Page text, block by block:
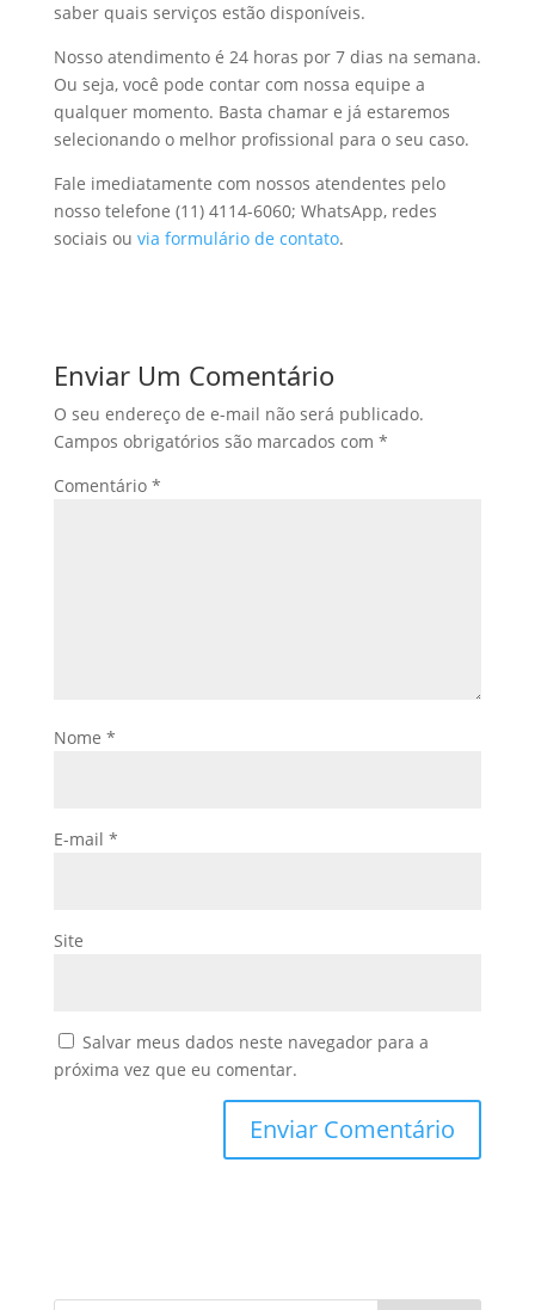
saber quais serviços estão disponíveis.
Nosso atendimento é 24 horas por 7 dias na semana.
Ou seja, você pode contar com nossa equipe a
qualquer momento. Basta chamar e já estaremos
selecionando o melhor profissional para o seu caso.
Fale imediatamente com nossos atendentes pelo
nosso telefone (11) 4114-6060; WhatsApp, redes
sociais ou via formulário de contato.
Enviar Um Comentário
O seu endereço de e-mail não será publicado.
Campos obrigatórios são marcados com *
Comentário *
Nome *
E-mail *
Site
Salvar meus dados neste navegador para a
próxima vez que eu comentar.